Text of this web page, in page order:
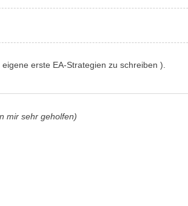
erste EA-Strategien zu schreiben ).
mir sehr geholfen)